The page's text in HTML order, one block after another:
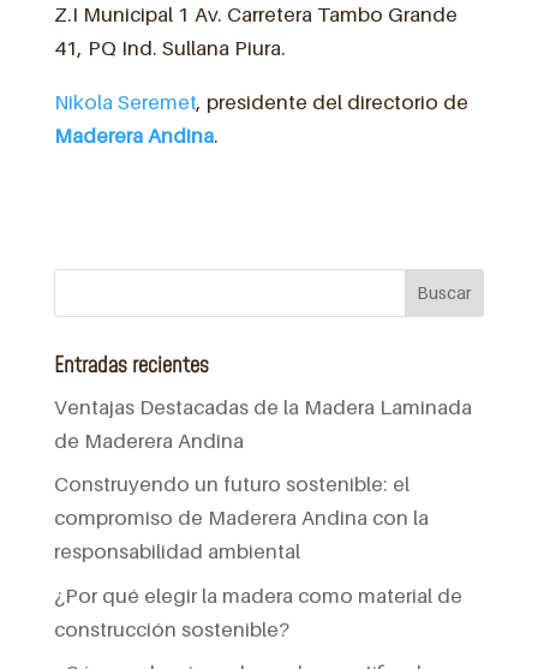
Z.I Municipal 1 Av. Carretera Tambo Grande
41, PQ Ind. Sullana Piura.
Nikola Seremet, presidente del directorio de
Maderera Andina.
Entradas recientes
Ventajas Destacadas de la Madera Laminada
de Maderera Andina
Construyendo un futuro sostenible: el
compromiso de Maderera Andina con la
responsabilidad ambiental
¿Por qué elegir la madera como material de
construcción sostenible?